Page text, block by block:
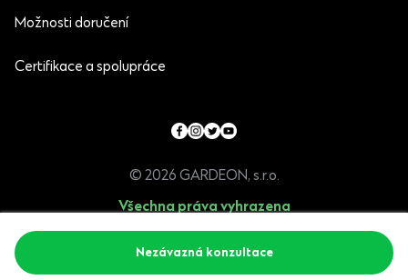
Nezávazná konzultace
Certifikace a spolupráce
Možnosti doručení
© 2026 GARDEON, s.r.o.
Všechna práva vyhrazena